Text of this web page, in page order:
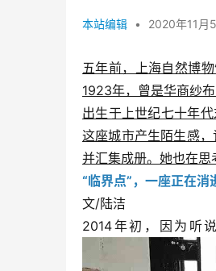
本站编辑 • 2020年11月
五年前，上海自然博
1923年，曾是华商纱
出生于上世纪七十年
这座城市产生陌生感
并汇集成册。她也在
“临界点”，一座正在消
文/陆洁
2014年初，因为听